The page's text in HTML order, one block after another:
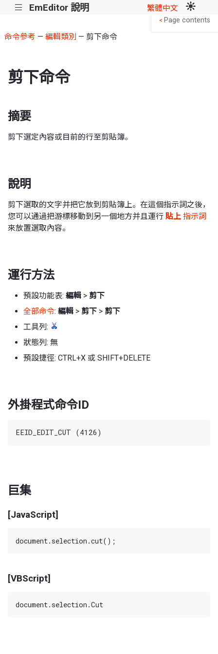
||| EmEditor 說明 繁體中文
命令參考 — 編輯類別 — 剪下命令
剪下命令
摘要
剪下選定內容或目前的行至剪貼簿。
說明
剪下選取的文字并把它放到剪貼簿上。在這個指示詞之後，
您可以通過把游標移動到另一個地方并且運行 貼上 指示詞
來放置選取內容。
運行方法
預設功能表: 編輯 > 剪下
全部命令: 編輯 > 剪下 > 剪下
工具列:
狀態列: 無
預設捷徑: CTRL+X 或 SHIFT+DELETE
外掛程式命令ID
巨集
[JavaScript]
[VBScript]
< Page contents